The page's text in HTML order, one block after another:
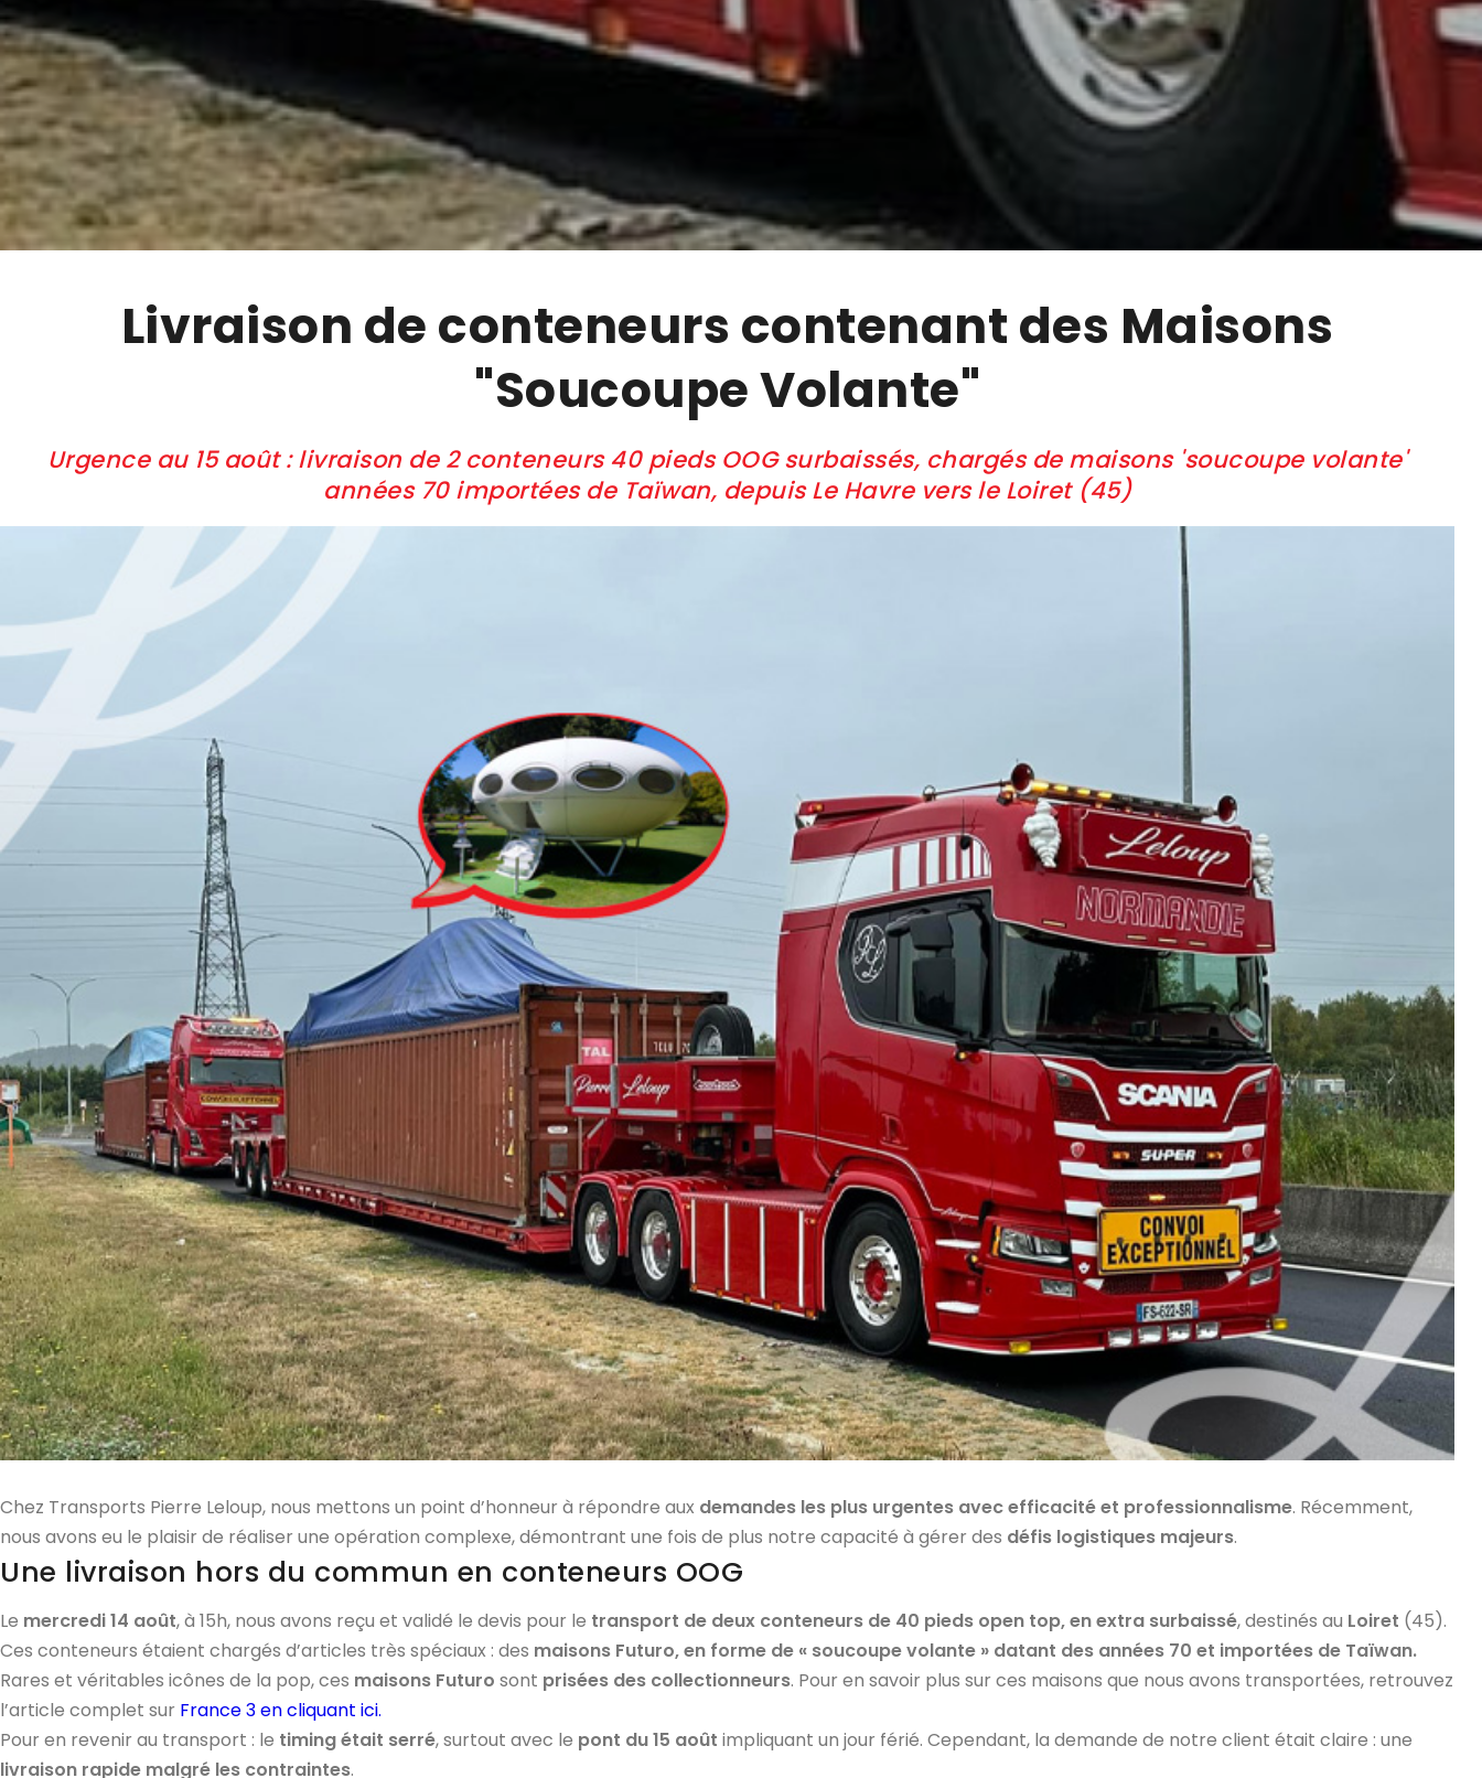
Livraison de conteneurs contenant des Maisons
"Soucoupe Volante"
Urgence au 15 août : livraison de 2 conteneurs 40 pieds OOG surbaissés, chargés de maisons 'soucoupe volante'
années 70 importées de Taïwan, depuis Le Havre vers le Loiret (45)
Chez Transports Pierre Leloup, nous mettons un point d’honneur à répondre aux demandes les plus urgentes avec efficacité et professionnalisme. Récemment,
nous avons eu le plaisir de réaliser une opération complexe, démontrant une fois de plus notre capacité à gérer des défis logistiques majeurs.
Une livraison hors du commun en conteneurs OOG
Le mercredi 14 août, à 15h, nous avons reçu et validé le devis pour le transport de deux conteneurs de 40 pieds open top, en extra surbaissé, destinés au Loiret (45).
Ces conteneurs étaient chargés d’articles très spéciaux : des maisons Futuro, en forme de « soucoupe volante » datant des années 70 et importées de Taïwan.
Rares et véritables icônes de la pop, ces maisons Futuro sont prisées des collectionneurs. Pour en savoir plus sur ces maisons que nous avons transportées, retrouvez
l’article complet sur France 3 en cliquant ici.
Pour en revenir au transport : le timing était serré, surtout avec le pont du 15 août impliquant un jour férié. Cependant, la demande de notre client était claire : une
livraison rapide malgré les contraintes.